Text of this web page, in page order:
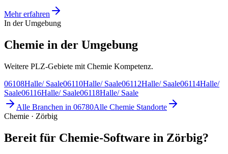
Mehr erfahren
In der Umgebung
Chemie in der Umgebung
Weitere PLZ-Gebiete mit Chemie Kompetenz.
06108Halle/ Saale06110Halle/ Saale06112Halle/ Saale06114Halle/
Saale06116Halle/ Saale06118Halle/ Saale
Alle Branchen in 06780Alle Chemie Standorte
Chemie · Zörbig
Bereit für Chemie-Software in Zörbig?